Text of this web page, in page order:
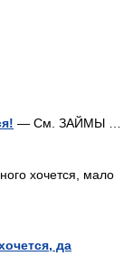
— См. ЗАЙМЫ …
хочется, мало
да